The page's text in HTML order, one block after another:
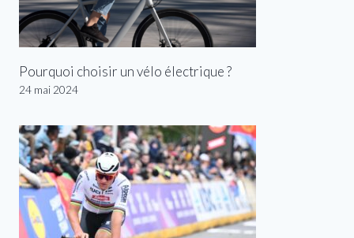
Pourquoi choisir un vélo électrique ?
24 mai 2024